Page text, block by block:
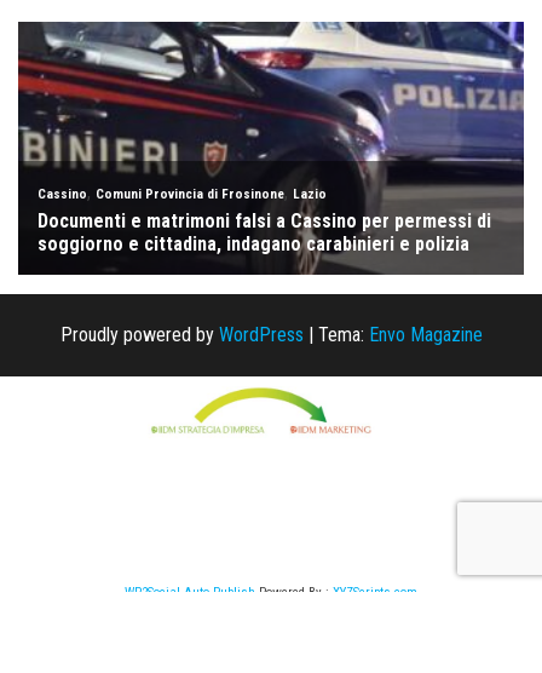
Proudly powered by WordPress | Tema: Envo Magazine
WP2Social Auto Publish Powered By : XYZScripts.com